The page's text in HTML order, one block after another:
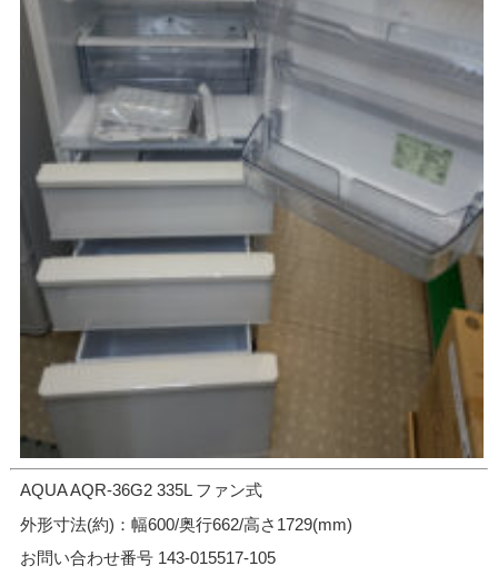
AQUA AQR-36G2 335L ファン式
外形寸法(約)：幅600/奥行662/高さ1729(mm)
お問い合わせ番号 143-015517-105